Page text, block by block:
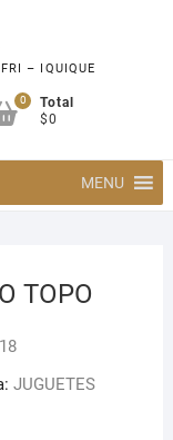
– IQUIQUE
0
Total
$0
MENU
TOPO
JUGUETES